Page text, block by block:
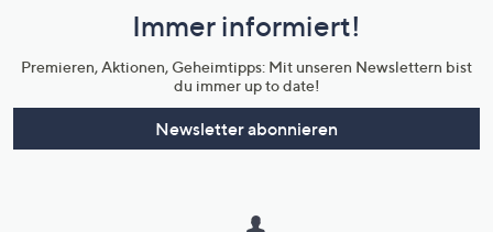
Unternehmensinformationen
Immer informiert!
Premieren, Aktionen, Geheimtipps: Mit unseren Newslettern bist
du immer up to date!
Newsletter abonnieren